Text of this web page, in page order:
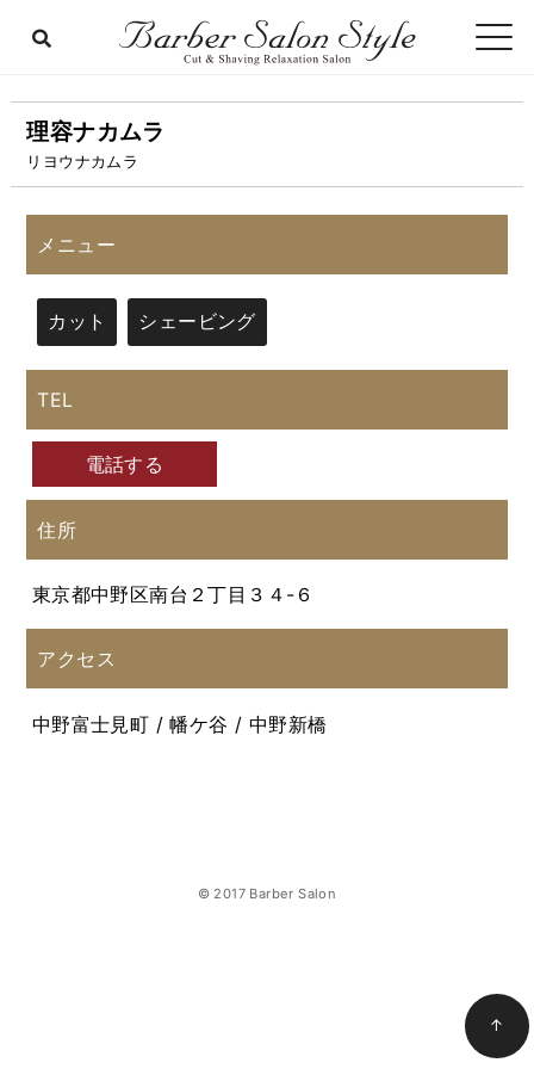
理容ナカムラ
リヨウナカムラ
メニュー
カット シェービング
TEL
電話する
住所
東京都中野区南台２丁目３４-６
アクセス
中野富士見町 / 幡ケ谷 / 中野新橋
© 2017 Barber Salon
↑